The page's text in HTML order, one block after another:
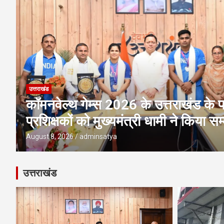
उत्तराखंड
अवैध प्लाटिंग-निर्माण पर एमडीडीए की बड़ी
पर ध्वस्तीकरण; मसूरी मार्ग पर निर्माण
August 8, 2026 adminsatya
उत्तराखंड